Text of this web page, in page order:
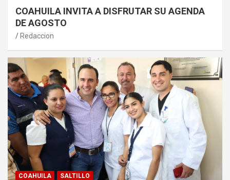
COAHUILA INVITA A DISFRUTAR SU AGENDA
DE AGOSTO
Redaccion
COAHUILA SALTILLO